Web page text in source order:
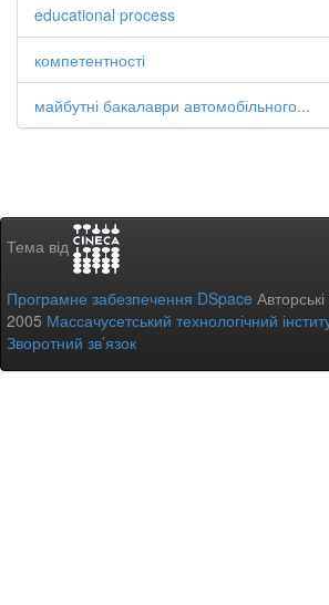
educational process
компетентності
майбутні бакалаври автомобільного...
Тема від
Програмне забезпечення DSpace
2005 Массачусетський технологічний
Зворотний зв’язок